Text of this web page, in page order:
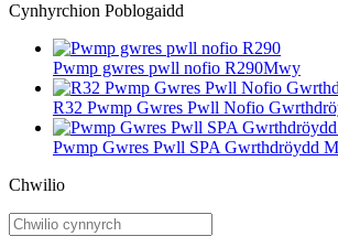
Cynhyrchion Poblogaidd
Pwmp gwres pwll nofio R290Mwy
R32 Pwmp Gwres Pwll Nofio
Pwmp Gwres Pwll SPA Gwrthdröydd
Chwilio